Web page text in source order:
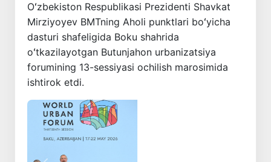
Oʻzbekiston Respublikasi Prezidenti Shavkat
Mirziyoyev BMTning Aholi punktlari boʻyicha
dasturi shafeligida Boku shahrida
oʻtkazilayotgan Butunjahon urbanizatsiya
forumining 13-sessiyasi ochilish marosimida
ishtirok etdi.